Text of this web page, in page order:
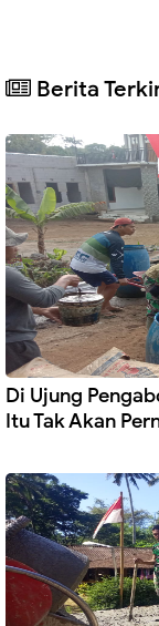
Berita
Di Ujung
Itu Tak Akan